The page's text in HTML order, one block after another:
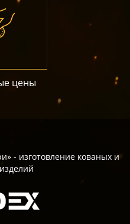
цены
- изготовление кованых и